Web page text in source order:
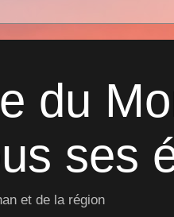
du
ses
et de la région